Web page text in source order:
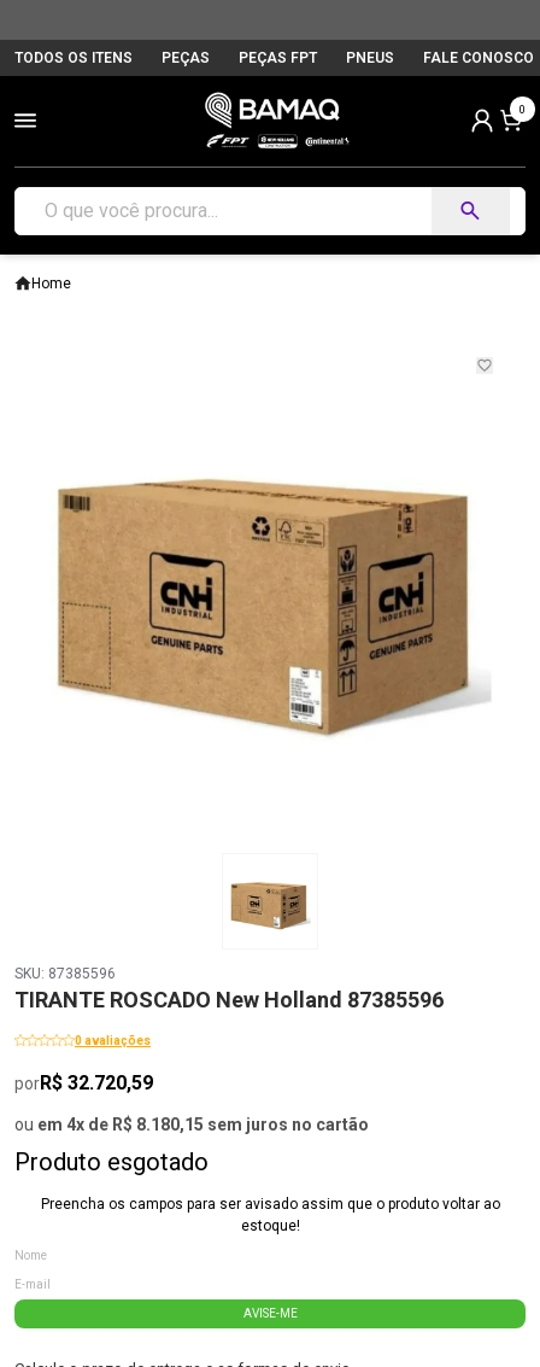
TODOS OS ITENS PEÇAS PEÇAS FPT PNEUS FALE CONOSCO
0
Home
SKU: 87385596
TIRANTE ROSCADO New Holland 87385596
0 avaliações
porR$ 32.720,59
ou em 4x de R$ 8.180,15 sem juros no cartão
Produto esgotado
Preencha os campos para ser avisado assim que o produto voltar ao
estoque!
AVISE-ME